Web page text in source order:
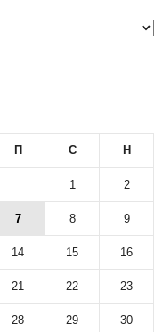
П С Н
1 2
7 8 9
14 15 16
21 22 23
28 29 30